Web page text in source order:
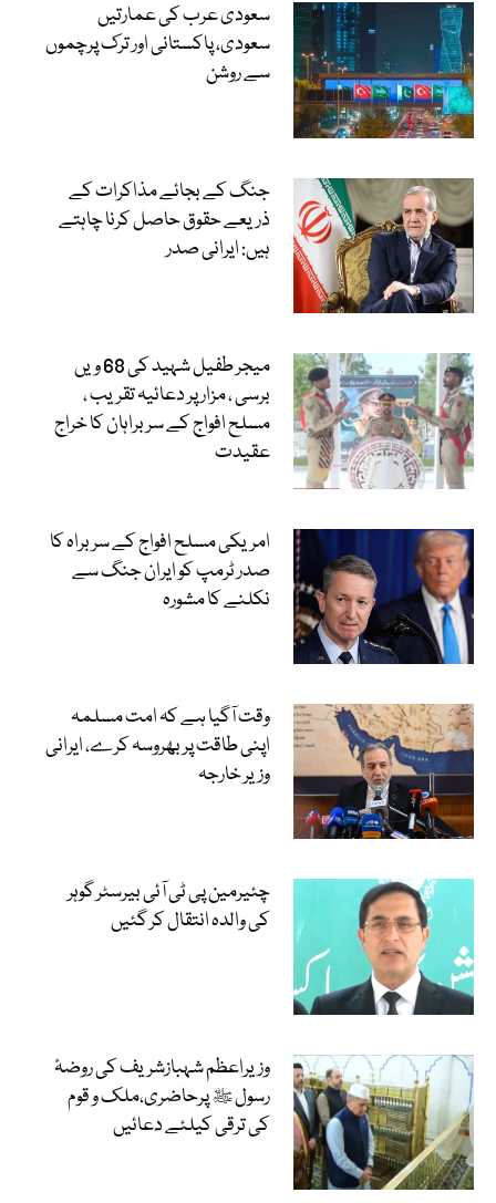
سعودی عرب کی عمارتیں
سعودی، پاکستانی اور ترک پرچموں
سے روشن
جنگ کے بجائے مذاکرات کے
ذریعے حقوق حاصل کرنا چاہتے
ہیں: ایرانی صدر
میجر طفیل شہید کی 68 ویں
برسی ، مزار پر دعائیہ تقریب ،
مسلح افواج کے سربراہان کا خراج
عقیدت
امریکی مسلح افواج کے سربراہ کا
صدر ٹرمپ کو ایران جنگ سے
نکلنے کا مشورہ
وقت آگیا ہے کہ امت مسلمہ
اپنی طاقت پر بھروسہ کرے، ایرانی
وزیر خارجہ
چئیرمین پی ٹی آئی بیرسٹر گوہر
کی والدہ انتقال کر گئیں
وزیراعظم شہبازشریف کی روضۂ
رسول ﷺ پرحاضری،ملک و قوم
کی ترقی کیلئے دعائیں